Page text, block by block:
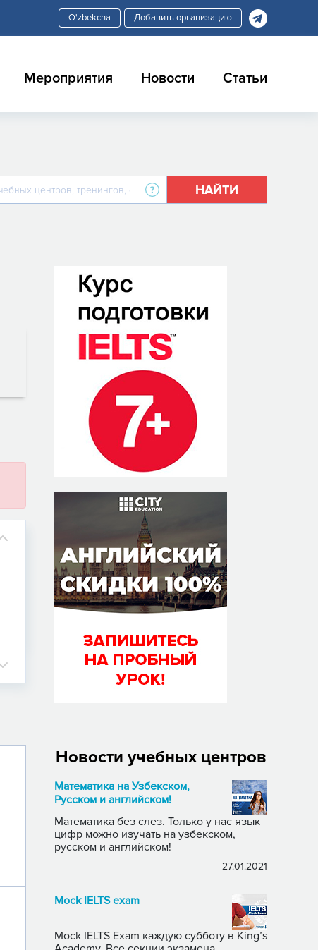
Добавить организацию
Мероприятия Новости Статьи
НАЙТИ
Новости учебных центров
Математика на Узбекском,
Русском и английском!
Математика без слез. Только у нас язык
цифр можно изучать на узбекском,
русском и английском!
27.01.2021
Mock IELTS exam
Mock IELTS Exam каждую субботу в King’s